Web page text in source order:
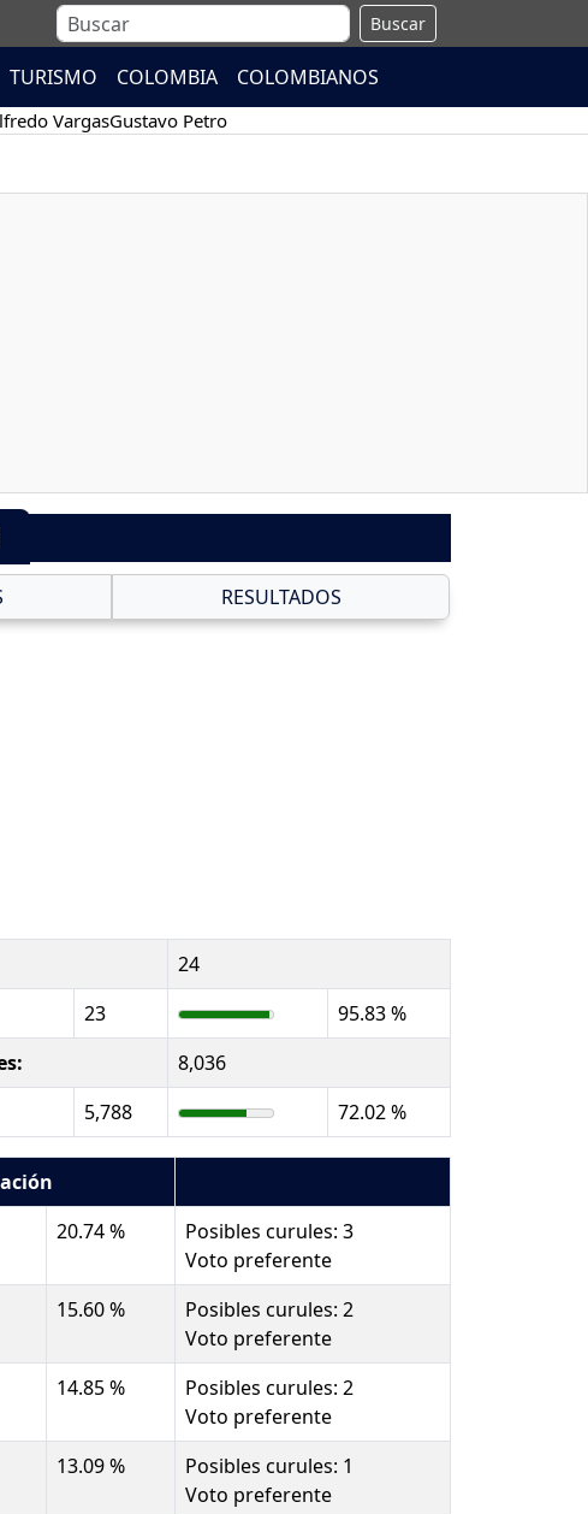
Buscar
TURISMO COLOMBIA COLOMBIANOS
VargasGustavo Petro
RESULTADOS
24
23
95.83 %
8,036
5,788 72.02 %
20.74 %
Posibles curules: 3
Voto preferente
15.60 %
Posibles curules: 2
Voto preferente
14.85 %
Posibles curules: 2
Voto preferente
13.09 %
Posibles curules: 1
Voto preferente